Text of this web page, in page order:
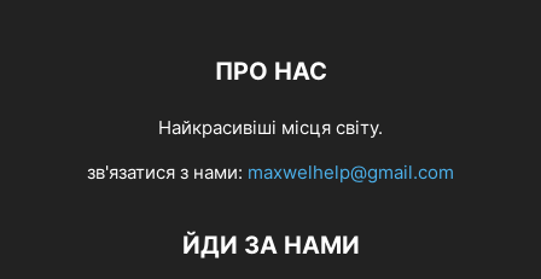
ПРО НАС
Найкрасивіші місця світу.
зв'язатися з нами: maxwelhelp@gmail.com
ЙДИ ЗА НАМИ